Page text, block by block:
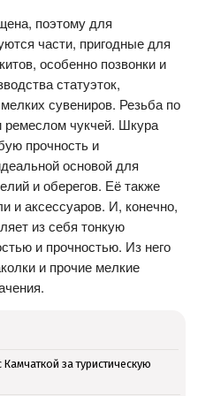
поэтому для
части, пригодные для
особенно позвонки и
статуэток,
сувениров. Резьба по
ремеслом чукчей. Шкура
прочность и
основой для
и оберегов. Её также
и аксессуаров. И, конечно,
из себя тонкую
и прочностью. Из него
и прочие мелкие
за туристическую